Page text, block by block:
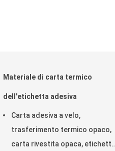
Materiale di carta termico
dell'etichetta adesiva
Carta adesiva a velo,
trasferimento termico opaco,
carta rivestita opaca, etichetta